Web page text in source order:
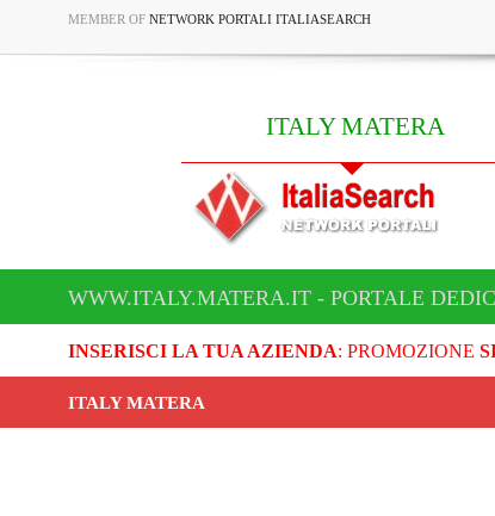
MEMBER OF NETWORK PORTALI ITALIASEARCH
ITALY MATERA
WWW.ITALY.MATERA.IT - PORTALE
INSERISCI LA TUA AZIENDA: PROMOZIONE
ITALY MATERA